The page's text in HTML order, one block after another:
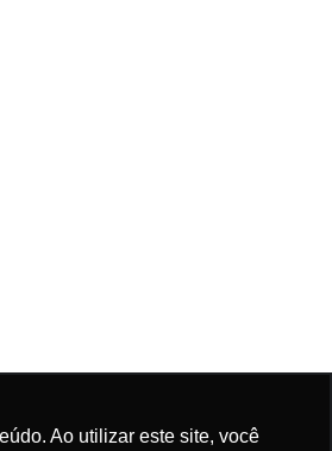
Ao utilizar este site, você